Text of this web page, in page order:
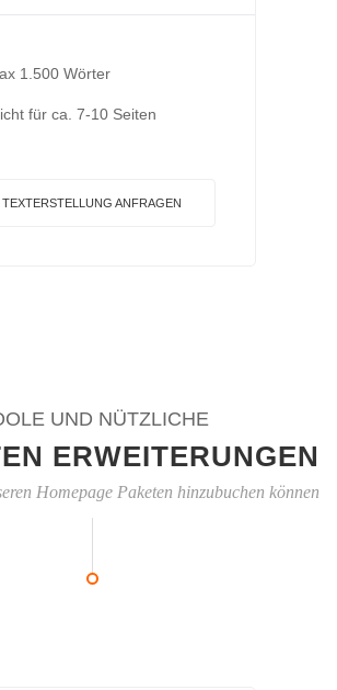
1.500 Wörter
für ca. 7-10 Seiten
TEXTERSTELLUNG ANFRAGEN
UND NÜTZLICHE
ERWEITERUNGEN
Homepage Paketen hinzubuchen können